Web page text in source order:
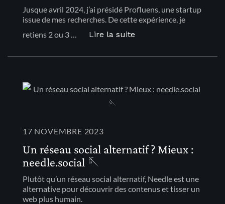
Jusque avril 2024, j’ai présidé Profluens, une startup
issue de mes recherches. De cette expérience, je
retiens 2 ou 3 …
Lire la suite
17 NOVEMBRE 2023
Un réseau social alternatif ? Mieux :
needle.social 🪡
Plutôt qu’un réseau social alternatif, Needle est une
alternative pour découvrir des contenus et tisser un
web plus humain.